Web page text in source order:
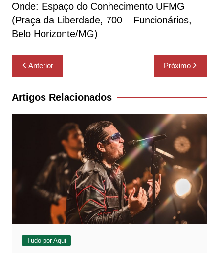
Onde: Espaço do Conhecimento UFMG
(Praça da Liberdade, 700 – Funcionários,
Belo Horizonte/MG)
Navegação
de
Post
Anterior Próximo
Artigos Relacionados
Tudo por Aqui